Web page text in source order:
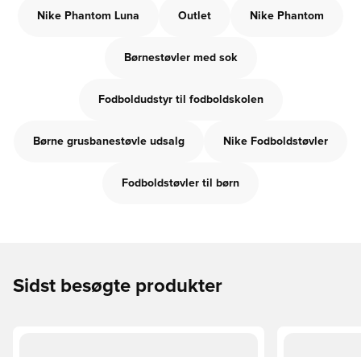
Nike Phantom Luna Outlet Nike Phantom
Børnestøvler med sok
Fodboldudstyr til fodboldskolen
Børne grusbanestøvle udsalg Nike Fodboldstøvler
Fodboldstøvler til børn
Sidst besøgte produkter